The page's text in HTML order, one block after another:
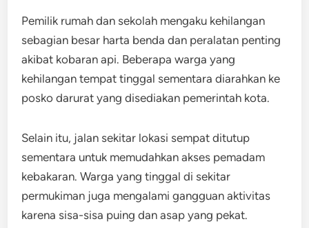
Pemilik rumah dan sekolah mengaku kehilangan
sebagian besar harta benda dan peralatan penting
akibat kobaran api. Beberapa warga yang
kehilangan tempat tinggal sementara diarahkan ke
posko darurat yang disediakan pemerintah kota.
Selain itu, jalan sekitar lokasi sempat ditutup
sementara untuk memudahkan akses pemadam
kebakaran. Warga yang tinggal di sekitar
permukiman juga mengalami gangguan aktivitas
karena sisa-sisa puing dan asap yang pekat.